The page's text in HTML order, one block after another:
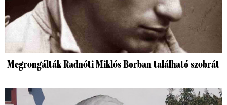
Megrongálták Radnóti Miklós Borban található szobrát